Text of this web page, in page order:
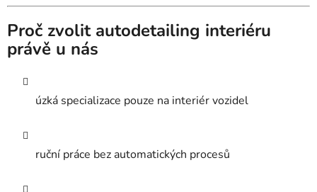
Proč zvolit autodetailing interiéru
právě u nás
úzká specializace pouze na interiér vozidel
ruční práce bez automatických procesů